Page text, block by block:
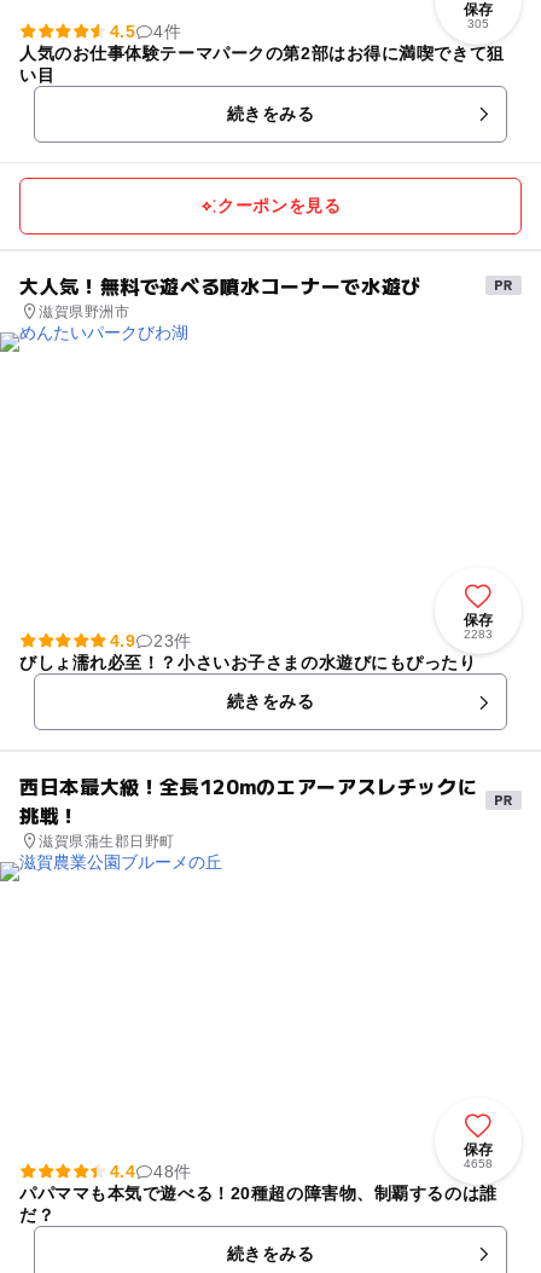
保存
305
4.5
4件
人気のお仕事体験テーマパークの第2部はお得に満喫できて狙
い目
続きをみる
クーポンを見る
大人気！無料で遊べる噴水コーナーで水遊び
滋賀県野洲市
保存
2283
4.9
23件
びしょ濡れ必至！？小さいお子さまの水遊びにもぴったり
続きをみる
西日本最大級！全長120mのエアーアスレチックに
挑戦！
滋賀県蒲生郡日野町
保存
4658
4.4
48件
パパママも本気で遊べる！20種超の障害物、制覇するのは誰
だ？
続きをみる